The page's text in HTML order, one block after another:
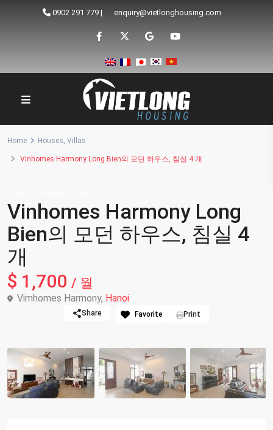
0902 291 779 | enquiry@vietlonghousing.com
Home Houses, Villas
Vinhomes Harmony Long Bien의 모던 하우스, 침실 4 개
Vinhomes Harmony Long
Bien의 모던 하우스, 침실 4
개
$ 1,700 / 월
Vimhomes Harmony, Hanoi
Share Favorite Print